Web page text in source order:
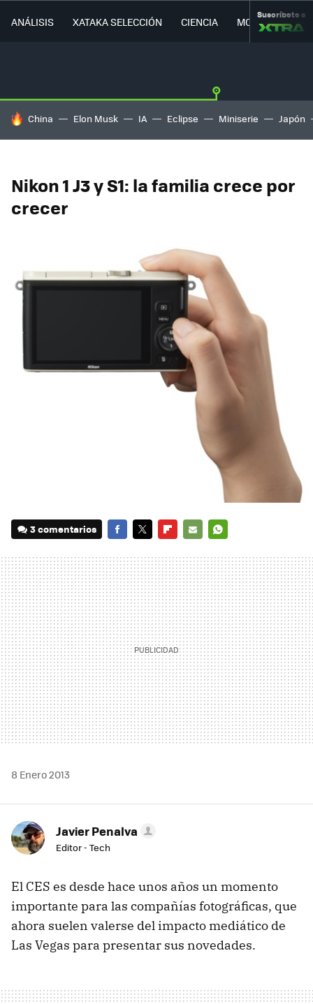
ANÁLISIS XATAKA SELECCIÓN CIENCIA MOVILIDAD
Suscríbete a
HOY SE HABLA DE
China Elon Musk IA Eclipse Miniserie Japón
Nikon 1 J3 y S1: la familia crece por
crecer
3 comentarios
MAIL
8 Enero 2013
Javier Penalva
Editor - Tech
El CES es desde hace unos años un momento
importante para las compañías fotográficas, que
ahora suelen valerse del impacto mediático de
Las Vegas para presentar sus novedades.